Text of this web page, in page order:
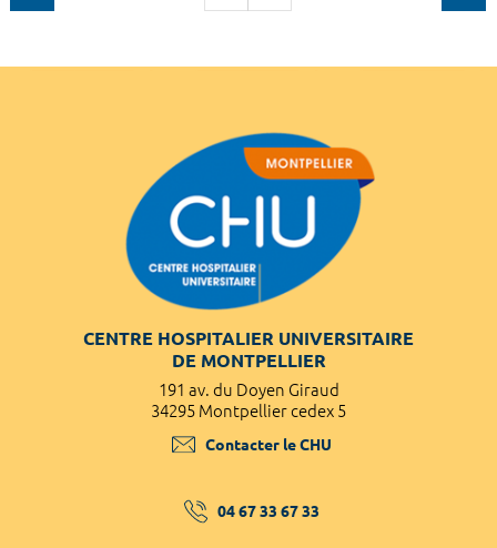
CENTRE HOSPITALIER UNIVERSITAIRE
DE MONTPELLIER
191 av. du Doyen Giraud
34295 Montpellier cedex 5
Contacter le CHU
04 67 33 67 33